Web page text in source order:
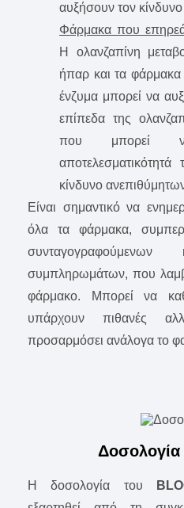
αυξήσουν τον
Φάρμακα που
Η ολανζαπίνη
ήπαρ και τα
ένζυμα μπορεί να
επίπεδα της
που μπορεί
κίνδυνο
Είναι σημαντικό να
όλα τα φάρμακα,
συμπληρωμάτων, που
φάρμακο. Μπορεί να
υπάρχουν πιθανές
προσαρμόσει ανάλογα το
Δοσολογία
Η δοσολογία του